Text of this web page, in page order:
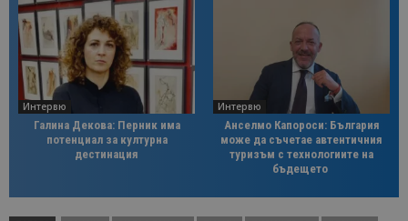
Интервю
Галина Декова: Перник има
потенциал за културна
дестинация
Интервю
Анселмо Капороси: България
може да съчетае автентичния
туризъм с технологиите на
бъдещето